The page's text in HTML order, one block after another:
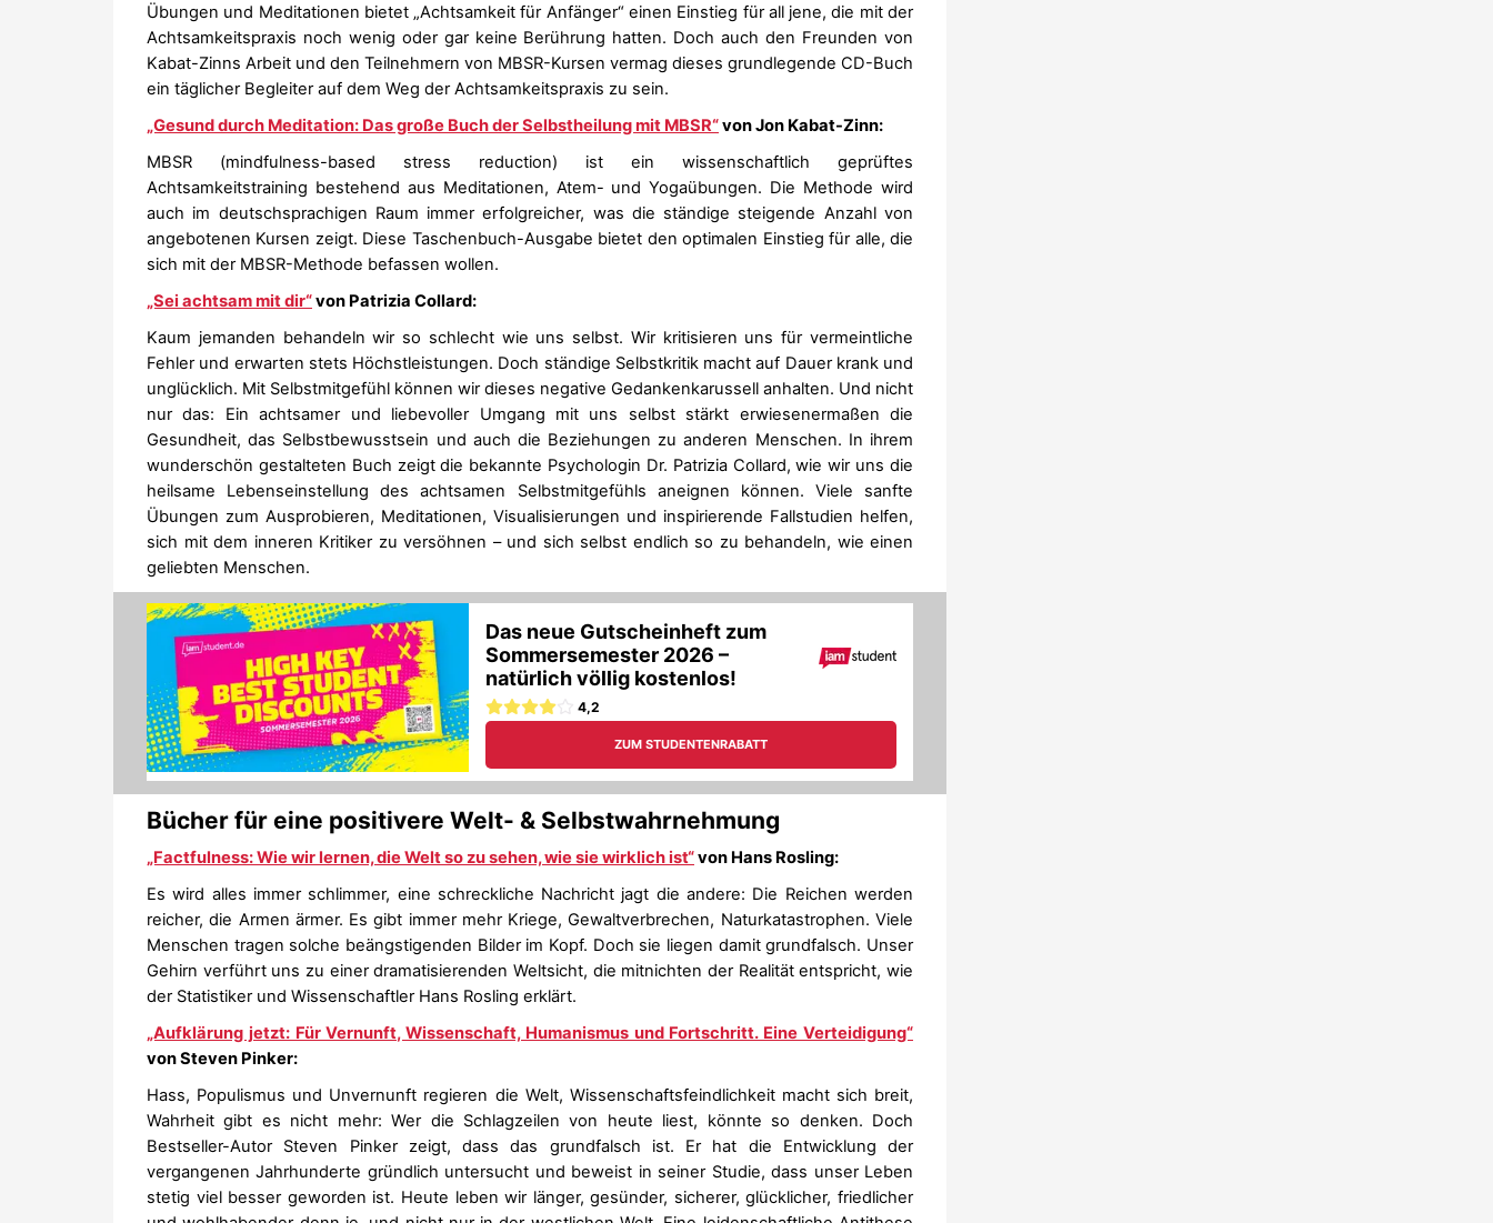
Übungen und Meditationen bietet „Achtsamkeit für Anfänger“ einen Einstieg für all jene, die mit der
Achtsamkeitspraxis noch wenig oder gar keine Berührung hatten. Doch auch den Freunden von
Kabat-Zinns Arbeit und den Teilnehmern von MBSR-Kursen vermag dieses grundlegende CD-Buch
ein täglicher Begleiter auf dem Weg der Achtsamkeitspraxis zu sein.
„Gesund durch Meditation: Das große Buch der Selbstheilung mit MBSR“von Jon Kabat-Zinn:
MBSR (mindfulness-based stress reduction) ist ein wissenschaftlich geprüftes
Achtsamkeitstraining bestehend aus Meditationen, Atem- und Yogaübungen. Die Methode wird
auch im deutschsprachigen Raum immer erfolgreicher, was die ständige steigende Anzahl von
angebotenen Kursen zeigt. Diese Taschenbuch-Ausgabe bietet den optimalen Einstieg für alle, die
sich mit der MBSR-Methode befassen wollen.
„Sei achtsam mit dir“von Patrizia Collard:
Kaum jemanden behandeln wir so schlecht wie uns selbst. Wir kritisieren uns für vermeintliche
Fehler und erwarten stets Höchstleistungen. Doch ständige Selbstkritik macht auf Dauer krank und
unglücklich. Mit Selbstmitgefühl können wir dieses negative Gedankenkarussell anhalten. Und nicht
nur das: Ein achtsamer und liebevoller Umgang mit uns selbst stärkt erwiesenermaßen die
Gesundheit, das Selbstbewusstsein und auch die Beziehungen zu anderen Menschen. In ihrem
wunderschön gestalteten Buch zeigt die bekannte Psychologin Dr. Patrizia Collard, wie wir uns die
heilsame Lebenseinstellung des achtsamen Selbstmitgefühls aneignen können. Viele sanfte
Übungen zum Ausprobieren, Meditationen, Visualisierungen und inspirierende Fallstudien helfen,
sich mit dem inneren Kritiker zu versöhnen – und sich selbst endlich so zu behandeln, wie einen
geliebten Menschen.
Bücher für eine positivere Welt- & Selbstwahrnehmung
„Factfulness: Wie wir lernen, die Welt so zu sehen, wie sie wirklich ist“von Hans Rosling:
Es wird alles immer schlimmer, eine schreckliche Nachricht jagt die andere: Die Reichen werden
reicher, die Armen ärmer. Es gibt immer mehr Kriege, Gewaltverbrechen, Naturkatastrophen. Viele
Menschen tragen solche beängstigenden Bilder im Kopf. Doch sie liegen damit grundfalsch. Unser
Gehirn verführt uns zu einer dramatisierenden Weltsicht, die mitnichten der Realität entspricht, wie
der Statistiker und Wissenschaftler Hans Rosling erklärt.
„Aufklärung jetzt: Für Vernunft, Wissenschaft, Humanismus und Fortschritt. Eine Verteidigung“
von Steven Pinker:
Hass, Populismus und Unvernunft regieren die Welt, Wissenschaftsfeindlichkeit macht sich breit,
Wahrheit gibt es nicht mehr: Wer die Schlagzeilen von heute liest, könnte so denken. Doch
Bestseller-Autor Steven Pinker zeigt, dass das grundfalsch ist. Er hat die Entwicklung der
vergangenen Jahrhunderte gründlich untersucht und beweist in seiner Studie, dass unser Leben
stetig viel besser geworden ist. Heute leben wir länger, gesünder, sicherer, glücklicher, friedlicher